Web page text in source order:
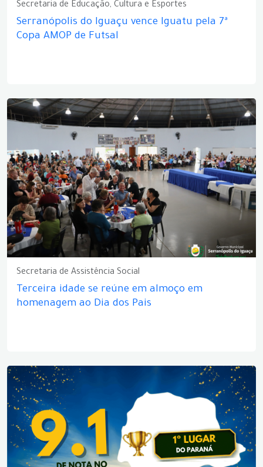
Secretaria de Educação, Cultura e Esportes
Serranópolis do Iguaçu vence Iguatu pela 7ª
Copa AMOP de Futsal
Secretaria de Assistência Social
Terceira idade se reúne em almoço em
homenagem ao Dia dos Pais